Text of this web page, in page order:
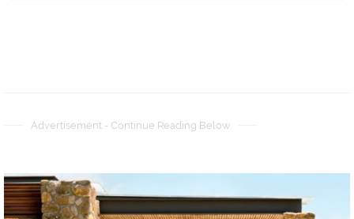
Advertisement - Continue Reading Below